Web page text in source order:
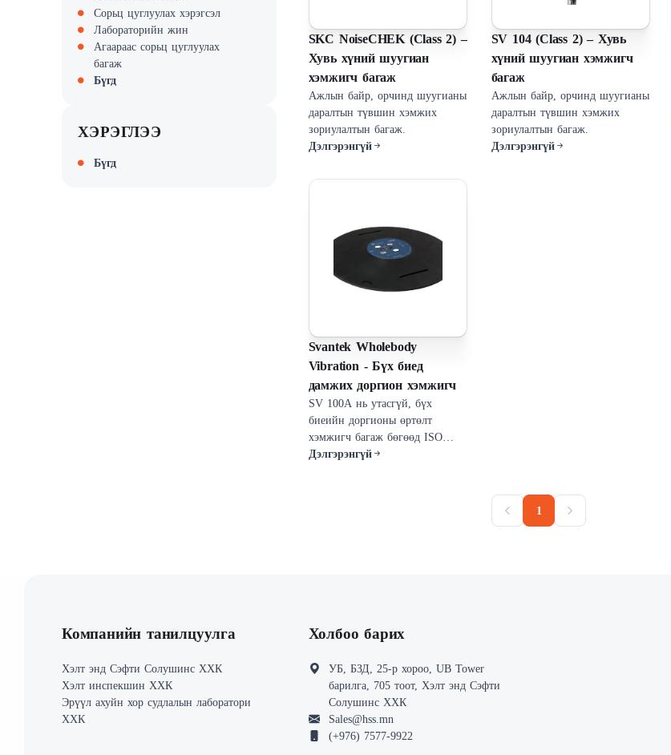
Сорьц цуглуулах хэрэгсэл
Лабораторийн жин
Агаараас сорьц цуглуулах
багаж
Бүгд
ХЭРЭГЛЭЭ
Бүгд
SKC NoiseCHEK (Class 2) –
Хувь хүний шуугиан
хэмжигч багаж
Ажлын байр, орчинд шуугианы
даралтын түвшин хэмжих
зориулалтын багаж.
Дэлгэрэнгүй
SV 104 (Class 2) – Хувь
хүний шуугиан хэмжигч
багаж
Ажлын байр, орчинд шуугианы
даралтын түвшин хэмжих
зориулалтын багаж.
Дэлгэрэнгүй
Svantek Wholebody
Vibration - Бүх биед
дамжих доргион хэмжигч
SV 100A нь утасгүй, бүх
биеийн доргионы өртөлт
хэмжигч багаж бөгөөд ISO
2631-1 стандартын дагуу
Дэлгэрэнгүй
1
Компанийн танилцуулга
Хэлт энд Сэфти Солушинс ХХК
Хэлт инспекшин ХХК
Эрүүл ахуйн хор судлалын лаборатори
ХХК
Холбоо барих
УБ, БЗД, 25-р хороо, UB Tower
барилга, 705 тоот, Хэлт энд Сэфти
Солушинс ХХК
Sales@hss.mn
(+976) 7577-9922